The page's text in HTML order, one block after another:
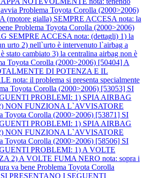
Problema Toyota Corolla (2000>2006)
(motore gialla) SEMPRE ACCESA nota: la
Problema Toyota Corolla (2000>2006)
SEMPRE ACCESA nota: (dettagli) 1) la
urto 2) nell`urto è intervenuto l`airbag a
stato cambiato 3) la centralina airbag non è
Toyota Corolla (2000>2006) [50404] A
DI POTENZA E IL
nota: il problema si presenta specialmente
Toyota Corolla (2000>2006) [53053] SI
PROBLEMI: 1) SPIA AIRBAG
NON FUNZIONA L`AVVISATORE
Toyota Corolla (2000>2006) [53871] SI
PROBLEMI: 1) SPIA AIRBAG
NON FUNZIONA L`AVVISATORE
Toyota Corolla (2000>2006) [58506] SI
PROBLEMI: 1) A VOLTE
2) A VOLTE FUMA NERO nota: sopra i
va bene Problema Toyota Corolla
PRESENTANO I SEGUENTI